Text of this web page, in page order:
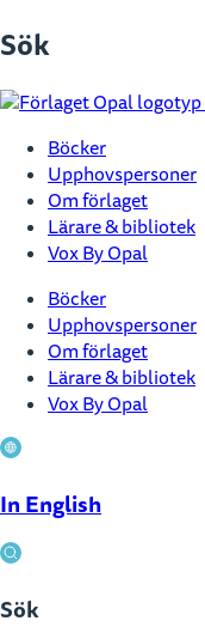
till
Sök
Böcker
Upphovspersoner
Om förlaget
Lärare & bibliotek
Vox By Opal
Böcker
Upphovspersoner
Om förlaget
Lärare & bibliotek
Vox By Opal
In English
Sök
Stäng